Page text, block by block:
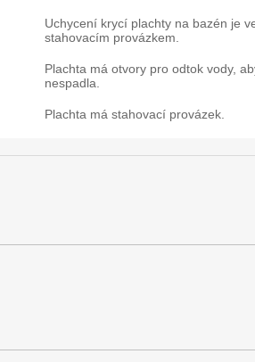
Uchycení krycí plachty na bazén je
stahovacím provázkem.
Plachta má otvory pro odtok vody,
nespadla.
Plachta má stahovací provázek.